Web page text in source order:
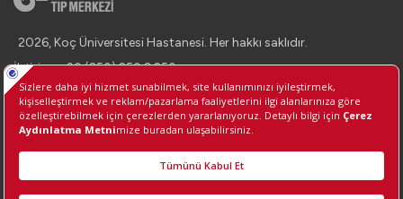
2026, Koç Üniversitesi Hastanesi. Her hakkı saklıdır.
İletişim : +90 (850) 250 8 250
Kişisel Verilerin Korunması
Bilgi Toplumu Hizmetleri
Çerez Tercihlerini Yönetin